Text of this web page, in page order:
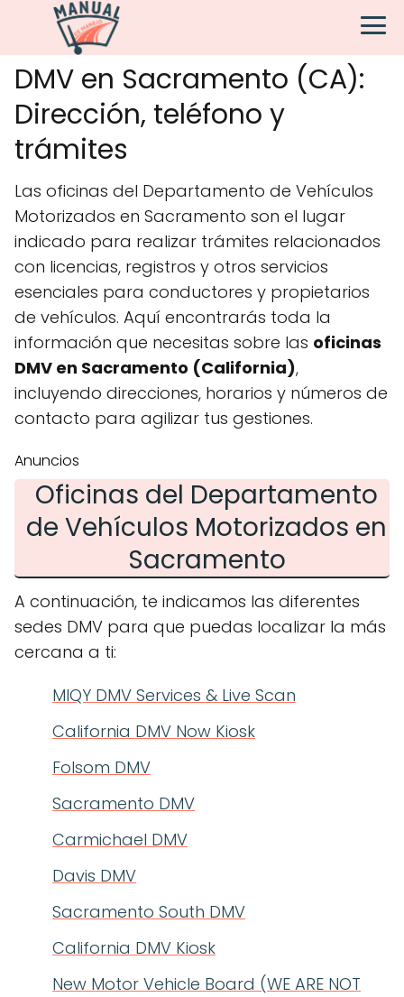
DMV en Sacramento (CA):
Dirección, teléfono y
trámites
Las oficinas del Departamento de Vehículos
Motorizados en Sacramento son el lugar
indicado para realizar trámites relacionados
con licencias, registros y otros servicios
esenciales para conductores y propietarios
de vehículos. Aquí encontrarás toda la
información que necesitas sobre las oficinas
DMV en Sacramento (California),
incluyendo direcciones, horarios y números de
contacto para agilizar tus gestiones.
Anuncios
Oficinas del Departamento
de Vehículos Motorizados en
Sacramento
A continuación, te indicamos las diferentes
sedes DMV para que puedas localizar la más
cercana a ti:
MIQY DMV Services & Live Scan
California DMV Now Kiosk
Folsom DMV
Sacramento DMV
Carmichael DMV
Davis DMV
Sacramento South DMV
California DMV Kiosk
New Motor Vehicle Board (WE ARE NOT